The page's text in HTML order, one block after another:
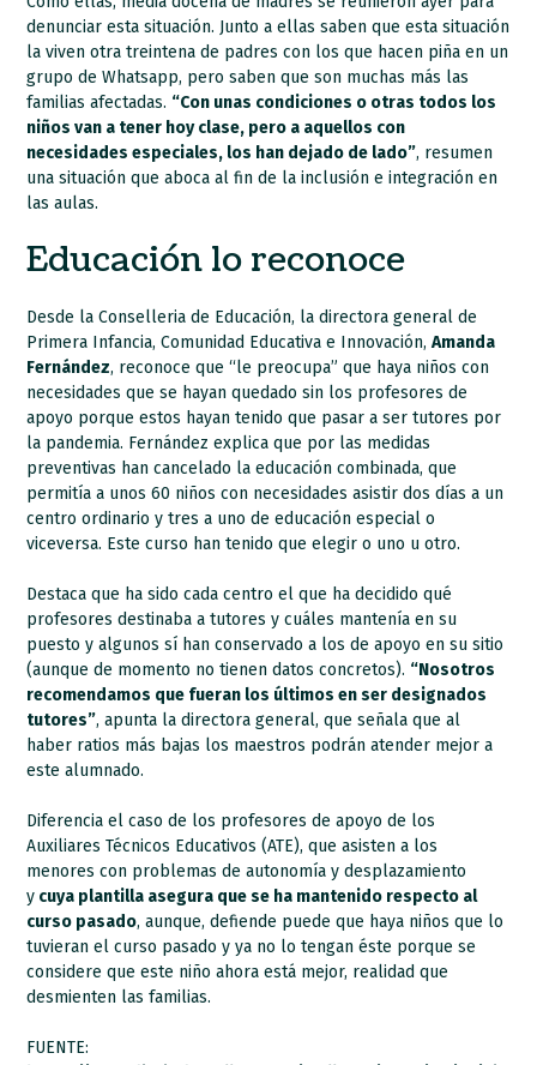
denunciar esta situación. Junto a ellas saben que esta situación
la viven otra treintena de padres con los que hacen piña en un
grupo de Whatsapp, pero saben que son muchas más las
familias afectadas. “Con unas condiciones o otras todos los
niños van a tener hoy clase, pero a aquellos con
necesidades especiales, los han dejado de lado”, resumen
una situación que aboca al fin de la inclusión e integración en
las aulas.
Educación lo reconoce
Desde la Conselleria de Educación, la directora general de
Primera Infancia, Comunidad Educativa e Innovación,Amanda
Fernández, reconoce que “le preocupa” que haya niños con
necesidades que se hayan quedado sin los profesores de
apoyo porque estos hayan tenido que pasar a ser tutores por
la pandemia. Fernández explica que por las medidas
preventivas han cancelado la educación combinada, que
permitía a unos 60 niños con necesidades asistir dos días a un
centro ordinario y tres a uno de educación especial o
viceversa. Este curso han tenido que elegir o uno u otro.
Destaca que ha sido cada centro el que ha decidido qué
profesores destinaba a tutores y cuáles mantenía en su
puesto y algunos sí han conservado a los de apoyo en su sitio
(aunque de momento no tienen datos concretos). “Nosotros
recomendamos que fueran los últimos en ser designados
tutores”, apunta la directora general, que señala que al
haber ratios más bajas los maestros podrán atender mejor a
este alumnado.
Diferencia el caso de los profesores de apoyo de los
Auxiliares Técnicos Educativos (ATE), que asisten a los
menores con problemas de autonomía y desplazamiento
y cuya plantilla asegura que se ha mantenido respecto al
curso pasado, aunque, defiende puede que haya niños que lo
tuvieran el curso pasado y ya no lo tengan éste porque se
considere que este niño ahora está mejor, realidad que
desmienten las familias.
FUENTE: